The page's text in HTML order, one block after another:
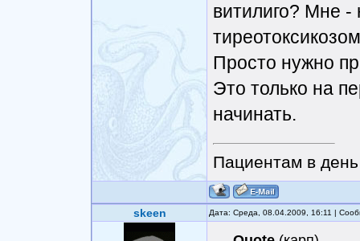
витилиго? Мне -
Просто нужно
Это только на
начинать.
Пациентам в
skeen Дата: Среда, 08.04.2009, 16:11 |